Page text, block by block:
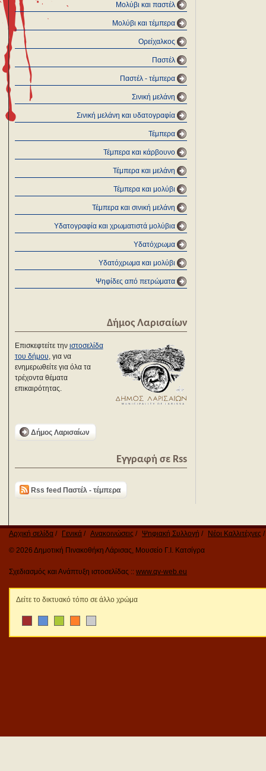
Μολύβι και παστέλ
Μολύβι και τέμπερα
Ορείχαλκος
Παστέλ
Παστέλ - τέμπερα
Σινική μελάνη
Σινική μελάνη και υδατογραφία
Τέμπερα
Τέμπερα και κάρβουνο
Τέμπερα και μελάνη
Τέμπερα και μολύβι
Τέμπερα και σινική μελάνη
Υδατογραφία και χρωματιστά μολύβια
Υδατόχρωμα
Υδατόχρωμα και μολύβι
Ψηφίδες από πετρώματα
Δήμος Λαρισαίων
Επισκεφτείτε την ιστοσελίδα
του δήμου, για να
ενημερωθείτε για όλα τα
τρέχοντα θέματα
επικαιρότητας.
Δήμος Λαρισαίων
Εγγραφή σε Rss
Rss feed Παστέλ - τέμπερα
Αρχική σελίδα Γενικά Ανακοινώσεις Ψηφιακή Συλλογή
Νέοι Καλλιτέχνες
© 2026 Δημοτική Πινακοθήκη Λάρισας, Μουσείο Γ.Ι. Κατσίγρα
Σχεδιασμός και Ανάπτυξη ιστοσελίδας :: www.qv-web.eu
Δείτε το δικτυακό τόπο σε άλλο χρώμα